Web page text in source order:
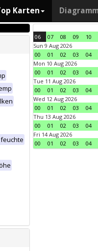
Karten
06 07 08 09 10
Sun 9 Aug 2026
00
01 02 03 04
Mon 10 Aug 2026
00
01 02 03 04
Tue 11 Aug 2026
00
01 02 03 04
Wed 12 Aug 2026
00
01 02 03 04
Thu 13 Aug 2026
00
01 02 03 04
Fri 14 Aug 2026
00
01 02 03 04